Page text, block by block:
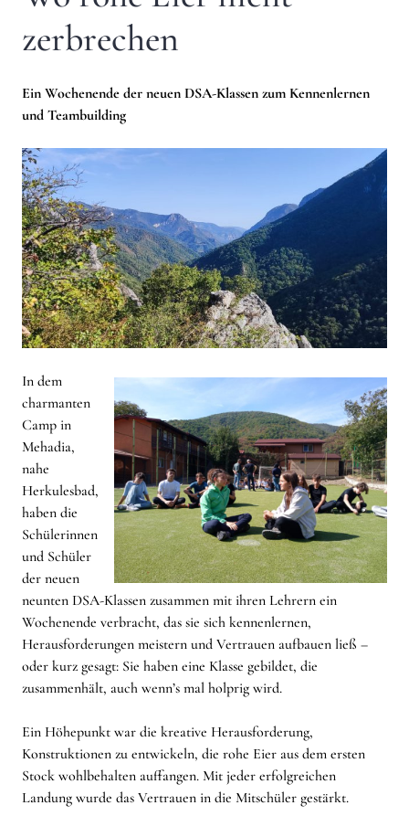
zerbrechen
Ein Wochenende der neuen DSA-Klassen zum Kennenlernen
und Teambuilding
In dem
charmanten
Camp in
Mehadia,
nahe
Herkulesbad,
haben die
Schülerinnen
und Schüler
der neuen
neunten DSA-Klassen zusammen mit ihren Lehrern ein
Wochenende verbracht, das sie sich kennenlernen,
Herausforderungen meistern und Vertrauen aufbauen ließ –
oder kurz gesagt: Sie haben eine Klasse gebildet, die
zusammenhält, auch wenn’s mal holprig wird.
Ein Höhepunkt war die kreative Herausforderung,
Konstruktionen zu entwickeln, die rohe Eier aus dem ersten
Stock wohlbehalten auffangen. Mit jeder erfolgreichen
Landung wurde das Vertrauen in die Mitschüler gestärkt.